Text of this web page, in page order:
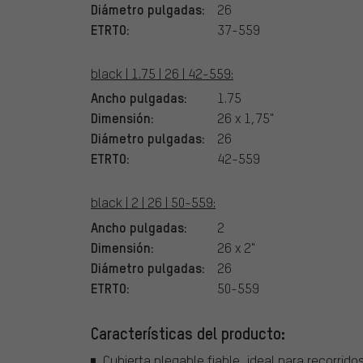
Diámetro pulgadas: 26
ETRTO: 37-559
black | 1.75 | 26 | 42-559:
Ancho pulgadas: 1.75
Dimensión: 26 x 1,75"
Diámetro pulgadas: 26
ETRTO: 42-559
black | 2 | 26 | 50-559:
Ancho pulgadas: 2
Dimensión: 26 x 2"
Diámetro pulgadas: 26
ETRTO: 50-559
Características del producto: